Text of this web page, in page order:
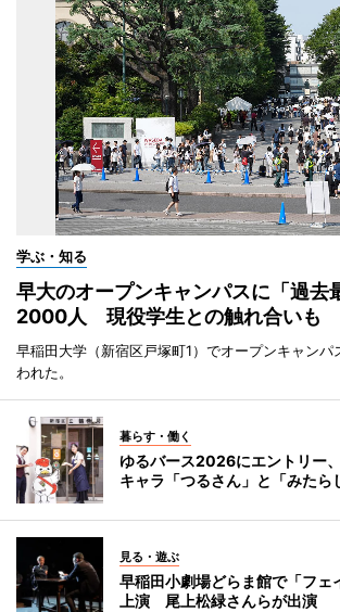
学ぶ・知る
早大のオープンキャンパスに「過去
2000人 現役学生との触れ合いも
早稲田大学（新宿区戸塚町1）でオープンキャンパ
われた。
暮らす・働く
ゆるバース2026にエントリー
キャラ「つるさん」と「みたら
見る・遊ぶ
早稲田小劇場どらま館で「フェ
上演 尾上松緑さんらが出演